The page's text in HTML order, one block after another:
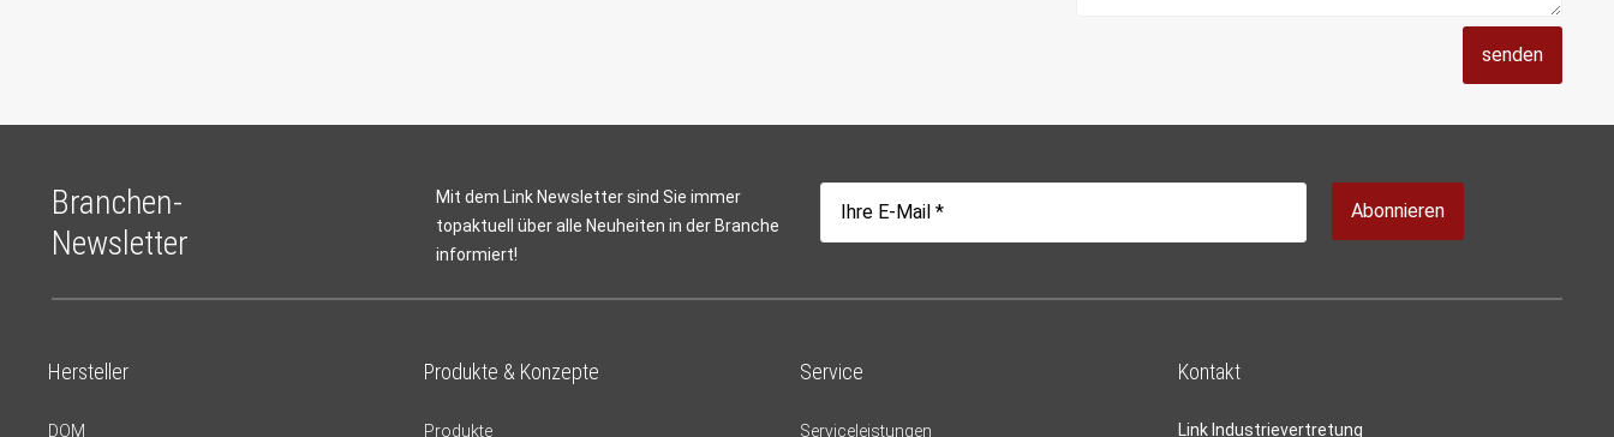
senden
Branchen-
Newsletter
Mit dem Link Newsletter sind Sie immer
topaktuell über alle Neuheiten in der Branche
informiert!
Abonnieren
Hersteller
DOM
Produkte & Konzepte
Produkte
Service
Serviceleistungen
Kontakt
Link Industrievertretung